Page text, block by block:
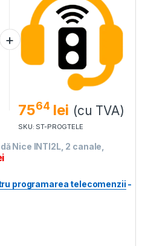
7564 lei (cu TVA)
SKU: ST-PROGTELE
Nice INTI2L, 2 canale,
programarea telecomenzii -